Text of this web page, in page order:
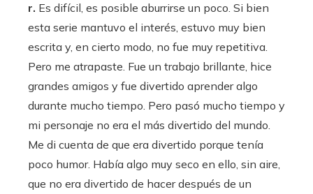
r. Es difícil, es posible aburrirse un poco. Si bien
esta serie mantuvo el interés, estuvo muy bien
escrita y, en cierto modo, no fue muy repetitiva.
Pero me atrapaste. Fue un trabajo brillante, hice
grandes amigos y fue divertido aprender algo
durante mucho tiempo. Pero pasó mucho tiempo y
mi personaje no era el más divertido del mundo.
Me di cuenta de que era divertido porque tenía
poco humor. Había algo muy seco en ello, sin aire,
que no era divertido de hacer después de un